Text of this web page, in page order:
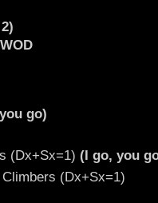
go)
(Dx+Sx=1) (I go, you
Climbers (Dx+Sx=1)